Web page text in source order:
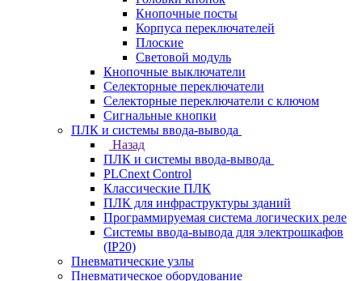
Кнопочные посты
Корпуса переключателей
Плоские
Световой модуль
Кнопочные выключатели
Селекторные переключатели
Селекторные переключатели с ключом
Сигнальные кнопки
ПЛК и системы ввода-вывода
Назад
ПЛК и системы ввода-вывода
PLCnext Control
Классические ПЛК
ПЛК для инфраструктуры зданий
Программируемая система логических реле
Системы ввода-вывода для электрошкафов
(IP20)
Пневматические узлы
Пневматическое оборудование